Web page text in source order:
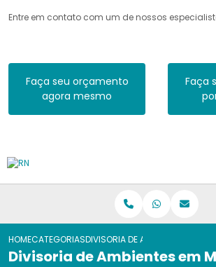
Entre em contato com um de nossos
Faça seu orçamento
agora mesmo
Faça
HOMECATEGORIASDIVISORIA DE AMBIENTES EM MDF
Divisoria de Ambientes em